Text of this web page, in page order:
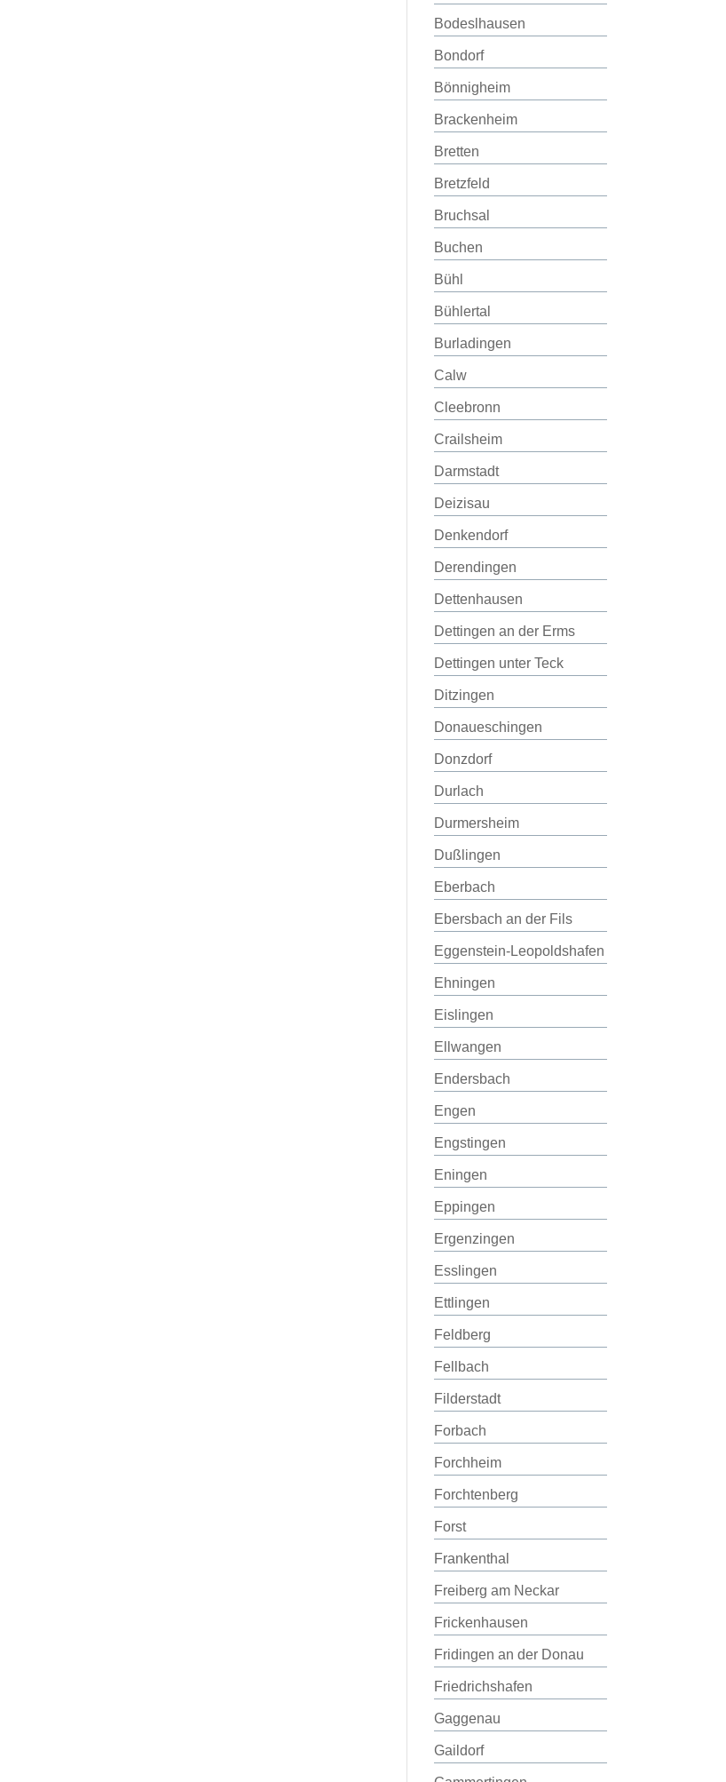
Bodeslhausen
Bondorf
Bönnigheim
Brackenheim
Bretten
Bretzfeld
Bruchsal
Buchen
Bühl
Bühlertal
Burladingen
Calw
Cleebronn
Crailsheim
Darmstadt
Deizisau
Denkendorf
Derendingen
Dettenhausen
Dettingen an der Erms
Dettingen unter Teck
Ditzingen
Donaueschingen
Donzdorf
Durlach
Durmersheim
Dußlingen
Eberbach
Ebersbach an der Fils
Eggenstein-Leopoldshafen
Ehningen
Eislingen
Ellwangen
Endersbach
Engen
Engstingen
Eningen
Eppingen
Ergenzingen
Esslingen
Ettlingen
Feldberg
Fellbach
Filderstadt
Forbach
Forchheim
Forchtenberg
Forst
Frankenthal
Freiberg am Neckar
Frickenhausen
Fridingen an der Donau
Friedrichshafen
Gaggenau
Gaildorf